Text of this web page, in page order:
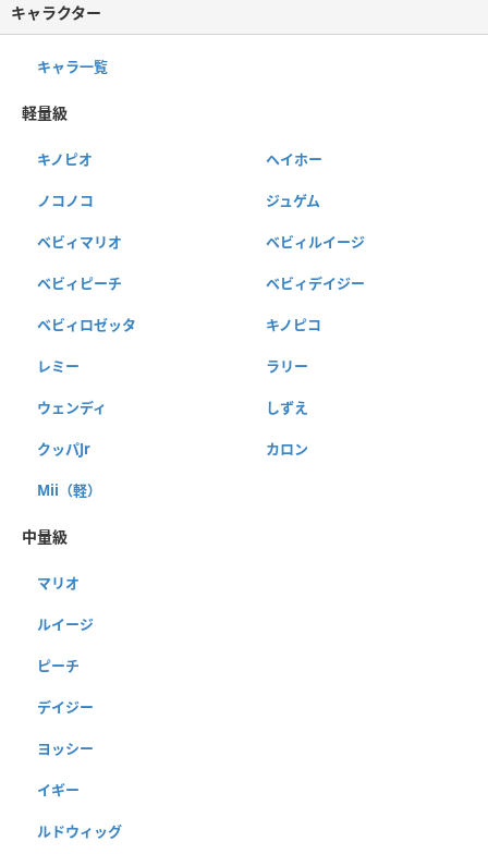
キャラクター
キャラ一覧
軽量級
キノピオ ヘイホー
ノコノコ ジュゲム
ベビィマリオ ベビィルイージ
ベビィピーチ ベビィデイジー
ベビィロゼッタ キノピコ
レミー ラリー
ウェンディ しずえ
クッパJr カロン
Mii（軽）
中量級
マリオ
ルイージ
ピーチ
デイジー
ヨッシー
イギー
ルドウィッグ